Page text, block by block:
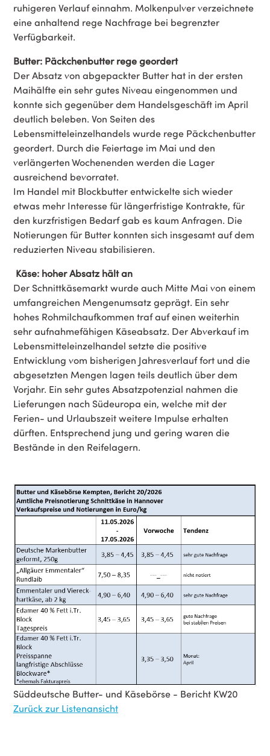
ruhigeren Verlauf einnahm. Molkenpulver verzeichnete
eine anhaltend rege Nachfrage bei begrenzter
Verfügbarkeit.
Butter: Päckchenbutter rege geordert
Der Absatz von abgepackter Butter hat in der ersten
Maihälfte ein sehr gutes Niveau eingenommen und
konnte sich gegenüber dem Handelsgeschäft im April
deutlich beleben. Von Seiten des
Lebensmitteleinzelhandels wurde rege Päckchenbutter
geordert. Durch die Feiertage im Mai und den
verlängerten Wochenenden werden die Lager
ausreichend bevorratet.
Im Handel mit Blockbutter entwickelte sich wieder
etwas mehr Interesse für längerfristige Kontrakte, für
den kurzfristigen Bedarf gab es kaum Anfragen. Die
Notierungen für Butter konnten sich insgesamt auf dem
reduzierten Niveau stabilisieren.
Käse: hoher Absatz hält an
Der Schnittkäsemarkt wurde auch Mitte Mai von einem
umfangreichen Mengenumsatz geprägt. Ein sehr
hohes Rohmilchaufkommen traf auf einen weiterhin
sehr aufnahmefähigen Käseabsatz. Der Abverkauf im
Lebensmitteleinzelhandel setzte die positive
Entwicklung vom bisherigen Jahresverlauf fort und die
abgesetzten Mengen lagen teils deutlich über dem
Vorjahr. Ein sehr gutes Absatzpotenzial nahmen die
Lieferungen nach Südeuropa ein, welche mit der
Ferien- und Urlaubszeit weitere Impulse erhalten
dürften. Entsprechend jung und gering waren die
Bestände in den Reifelagern.
Süddeutsche Butter- und Käsebörse - Bericht KW20
Zurück zur Listenansicht